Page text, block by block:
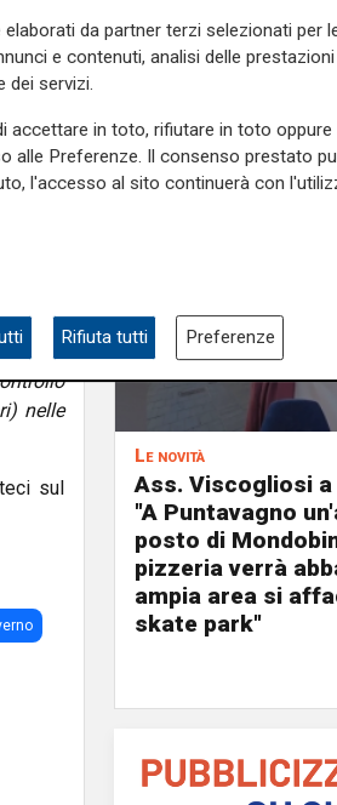
di
con
e
nelle
sul
Le novità
Ass. Viscogliosi a
"A Puntavagno
posto di
pizzeria verrà
ampia area si
skate park"
da partner terzi selezionati per
e contenuti, analisi delle
dei servizi.
accettare in toto, rifiutare in toto oppure
alle Preferenze. Il consenso prestato
l'accesso al sito continuerà con
Rifiuta tutti Preferenze